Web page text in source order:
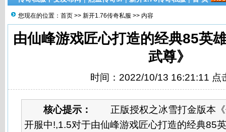
您现在的位置： 首页 >> 新开1.76传奇私服 >> 内容
由仙峰游戏匠心打造的经典85英
武尊》
时间：2022/10/13 16:21:11 点
核心提示：
正版授权之冰雪打金版本《
开服中!,1.5对于由仙峰游戏匠心打造的经典85